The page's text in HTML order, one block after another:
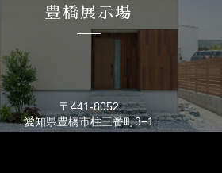
豊橋展示場
〒441-8052
愛知県豊橋市柱三番町3−1